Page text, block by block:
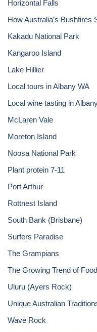
Horizontal Falls
How Australia’s Bushfires
Kakadu National Park
Kangaroo Island
Lake Hillier
Local tours in Albany WA
Local wine tasting in
McLaren Vale
Moreton Island
Noosa National Park
Plant protein 7-11
Port Arthur
Rottnest Island
South Bank (Brisbane)
Surfers Paradise
The Grampians
The Growing Trend of
Uluru (Ayers Rock)
Unique Australian
Wave Rock